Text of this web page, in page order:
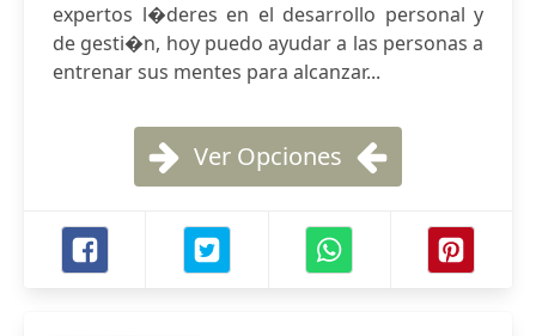
expertos l�deres en el desarrollo personal y
de gesti�n, hoy puedo ayudar a las personas a
entrenar sus mentes para alcanzar...
Ver Opciones